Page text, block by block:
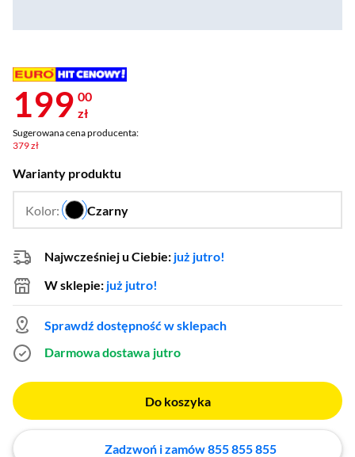
199 00
zł
Sugerowana cena producenta:
379 zł
Warianty produktu
Kolor: Czarny
…
Najwcześniej u Ciebie: już jutro!
W sklepie: już jutro!
Sprawdź dostępność w sklepach
Darmowa dostawa jutro
Do koszyka
Zadzwoń i zamów 855 855 855